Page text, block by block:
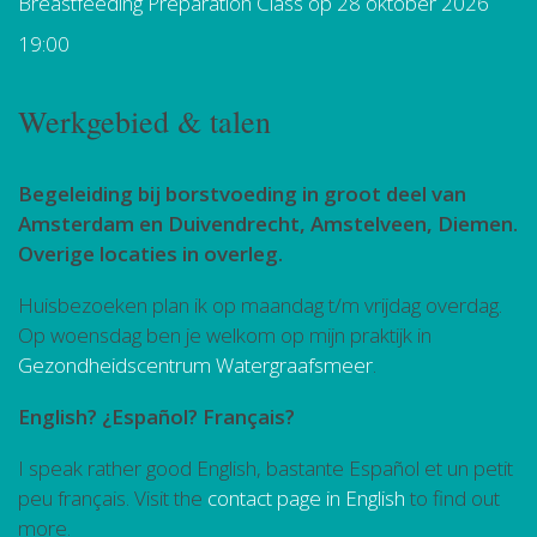
19:00
Werkgebied & talen
Begeleiding bij borstvoeding in groot deel van
Amsterdam en Duivendrecht, Amstelveen, Diemen.
Overige locaties in overleg.
Huisbezoeken plan ik op maandag t/m vrijdag overdag.
Op woensdag ben je welkom op mijn praktijk in
Gezondheidscentrum Watergraafsmeer
English? ¿Español? Français?
I speak rather good English, bastante Español et un petit
peu français. Visit the contact page in English to find out
more.